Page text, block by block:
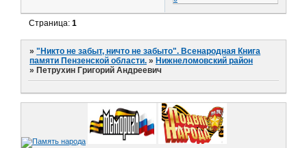
Страница:1
»"Никто не забыт, ничто не забыто". Всенародная Книга
памяти Пензенской области. » Нижнеломовский район
» Петрухин Григорий Андреевич